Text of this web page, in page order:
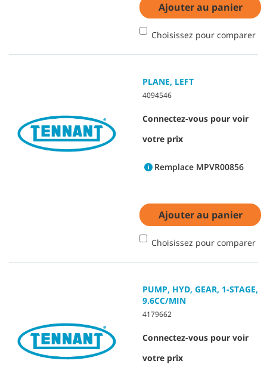
Ajouter au panier
Choisissez pour comparer
PLANE, LEFT
4094546
Connectez-vous pour voir
votre prix
Remplace MPVR00856
Ajouter au panier
Choisissez pour comparer
PUMP, HYD, GEAR, 1-STAGE,
9.6CC/MIN
4179662
Connectez-vous pour voir
votre prix